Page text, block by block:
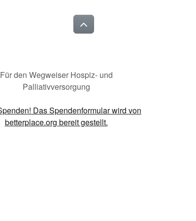
Für den Wegweiser Hospiz- und
Palliativversorgung